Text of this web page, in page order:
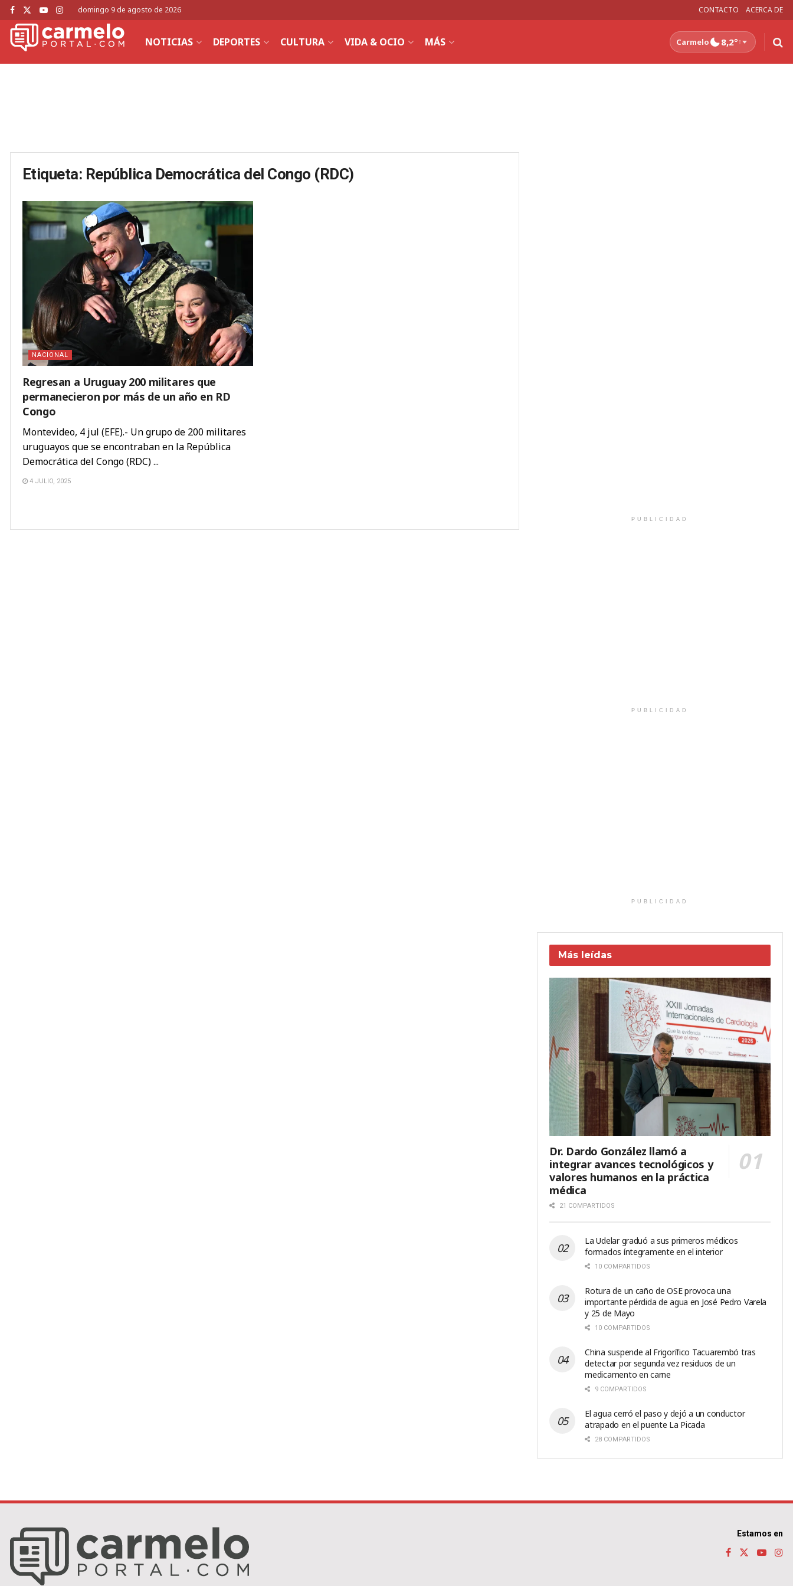
domingo 9 de agosto de 2026 CONTACTO ACERCA DE
NOTICIAS DEPORTES CULTURA VIDA & OCIO MÁS Carmelo 8,2°↑
Etiqueta: República Democrática del Congo (RDC)
NACIONAL
Regresan a Uruguay 200 militares que
permanecieron por más de un año en RD
Congo
Montevideo, 4 jul (EFE).- Un grupo de 200 militares
uruguayos que se encontraban en la República
Democrática del Congo (RDC) ...
4 JULIO, 2025
PUBLICIDAD
PUBLICIDAD
PUBLICIDAD
Más leídas
Dr. Dardo González llamó a
integrar avances tecnológicos y
valores humanos en la práctica
médica
21 COMPARTIDOS
La Udelar graduó a sus primeros médicos
formados íntegramente en el interior
10 COMPARTIDOS
Rotura de un caño de OSE provoca una
importante pérdida de agua en José Pedro Varela
y 25 de Mayo
10 COMPARTIDOS
China suspende al Frigorífico Tacuarembó tras
detectar por segunda vez residuos de un
medicamento en carne
9 COMPARTIDOS
El agua cerró el paso y dejó a un conductor
atrapado en el puente La Picada
28 COMPARTIDOS
Estamos en